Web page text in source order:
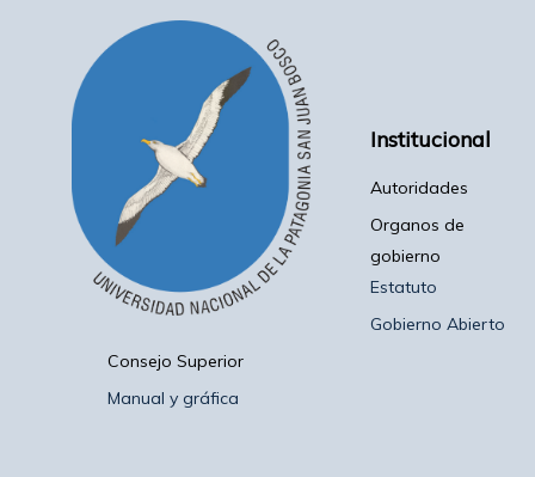
Institucional
Autoridades
Organos de
gobierno
Estatuto
Gobierno Abierto
Consejo Superior
Manual y gráfica